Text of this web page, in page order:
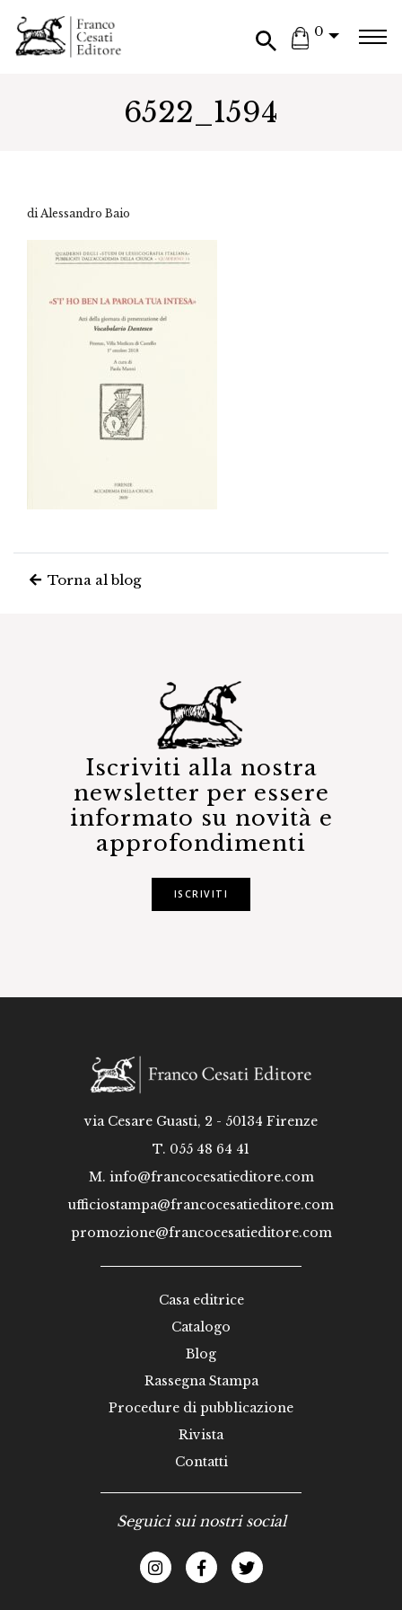
0
6522_1594
di Alessandro Baio
Torna al blog
Iscriviti alla nostra
newsletter per essere
informato su novità e
approfondimenti
ISCRIVITI
via Cesare Guasti, 2 - 50134 Firenze
T. 055 48 64 41
M. info@francocesatieditore.com
ufficiostampa@francocesatieditore.com
promozione@francocesatieditore.com
Casa editrice
Catalogo
Blog
Rassegna Stampa
Procedure di pubblicazione
Rivista
Contatti
Seguici sui nostri social